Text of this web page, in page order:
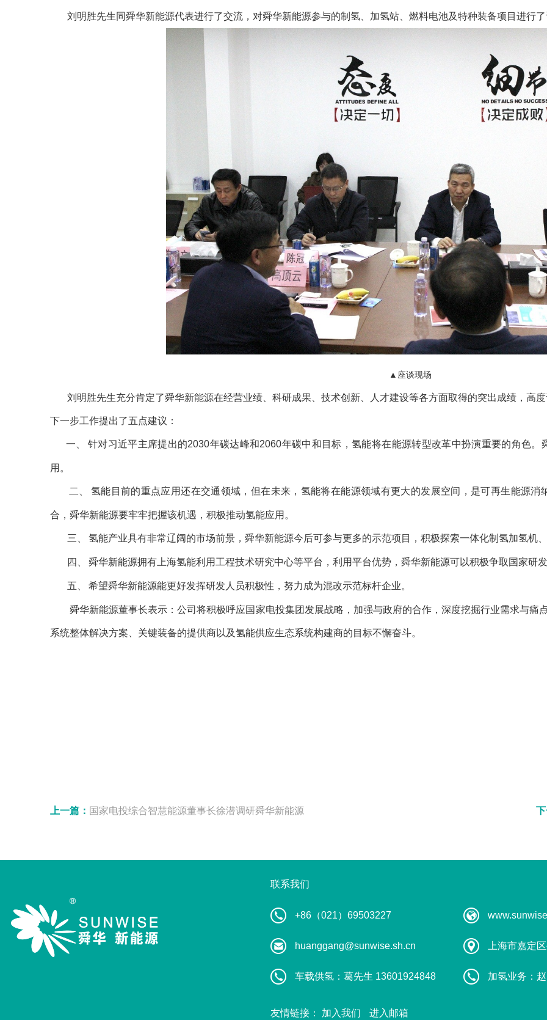
刘明胜先生同舜华新能源代表进行了交流，对舜华新能源参与的制氢、加氢站、燃料电池及特种装备项目进行
▲座谈现场
刘明胜先生充分肯定了舜华新能源在经营业绩、科研成果、技术创新、人才建设等各方面取得的突出成绩，高
下一步工作提出了五点建议：
一、 针对习近平主席提出的2030年碳达峰和2060年碳中和目标，氢能将在能源转型改革中扮演重要的角色
用。
二、 氢能目前的重点应用还在交通领域，但在未来，氢能将在能源领域有更大的发展空间，是可再生能源
合，舜华新能源要牢牢把握该机遇，积极推动氢能应用。
三、 氢能产业具有非常辽阔的市场前景，舜华新能源今后可参与更多的示范项目，积极探索一体化制氢加氢机
四、 舜华新能源拥有上海氢能利用工程技术研究中心等平台，利用平台优势，舜华新能源可以积极争取国家研
五、 希望舜华新能源能更好发挥研发人员积极性，努力成为混改示范标杆企业。
舜华新能源董事长表示：公司将积极呼应国家电投集团发展战略，加强与政府的合作，深度挖掘行业需求与痛
系统整体解决方案、关键装备的提供商以及氢能供应生态系统构建商的目标不懈奋斗。
上一篇： 国家电投综合智慧能源董事长徐潜调研舜华新能源
联系我们
+86（021）69503227
huanggang@sunwise.sh.cn 上海市嘉定
车载供氢：葛先生 13601924848 加氢业务：
友情链接： 加入我们 进入邮箱